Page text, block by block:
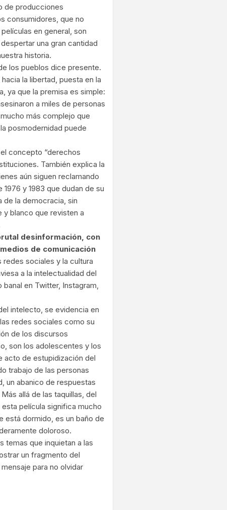
de producciones
consumidores, que no
en general, son
una gran cantidad
historia.
los pueblos dice presente.
la libertad, puesta en la
ya que la premisa es simple:
a miles de personas
más complejo que
posmodernidad puede
concepto “derechos
También explica la
aún siguen reclamando
y 1983 que dudan de su
de la democracia, sin
blanco que revisten a
desinformación, con
de comunicación
redes sociales y la cultura
a la intelectualidad del
en Twitter, Instagram,
intelecto, se evidencia en
redes sociales como su
de los discursos
son los adolescentes y los
acto de estupidización del
trabajo de las personas
un abanico de respuestas
allá de las taquillas, del
película significa mucho
está dormido, es un baño de
doloroso.
temas que inquietan a las
un fragmento del
para no olvidar